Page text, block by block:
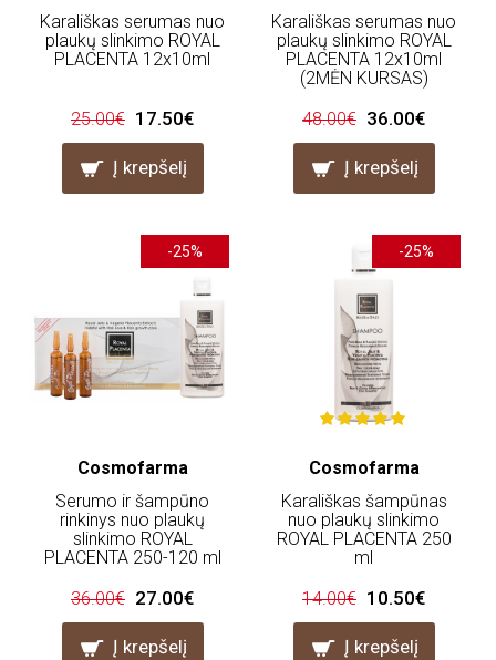
Karališkas serumas nuo
plaukų slinkimo ROYAL
PLACENTA 12x10ml
25.00€ 17.50€
Į krepšelį
Karališkas serumas nuo
plaukų slinkimo ROYAL
PLACENTA 12x10ml
(2MĖN KURSAS)
48.00€ 36.00€
Į krepšelį
-25%
Cosmofarma
Serumo ir šampūno
rinkinys nuo plaukų
slinkimo ROYAL
PLACENTA 250-120 ml
36.00€ 27.00€
Į krepšelį
-25%
Cosmofarma
Karališkas šampūnas
nuo plaukų slinkimo
ROYAL PLACENTA 250
ml
14.00€ 10.50€
Į krepšelį